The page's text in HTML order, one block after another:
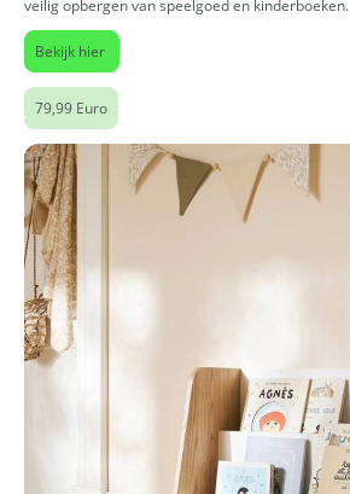
veilig opbergen van speelgoed en kinderboeken.
Bekijk hier
79,99 Euro